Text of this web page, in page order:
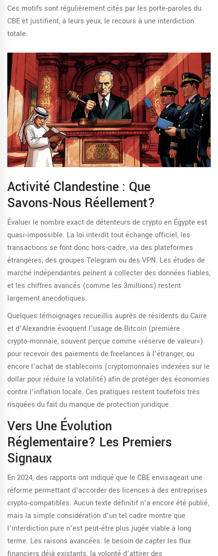
Ces motifs sont régulièrement cités par les porte‑paroles du
CBE et justifient, à leurs yeux, le recours à une interdiction
totale.
Activité Clandestine : Que
Savons‑nous Réellement?
Évaluer le nombre exact de détenteurs de crypto en Égypte est
quasi‑impossible. La loi interdit tout échange officiel, les
transactions se font donc hors‑cadre, via des plateformes
étrangères, des groupes Telegram ou des VPN. Les études de
marché indépendantes peinent à collecter des données fiables,
et les chiffres avancés (comme les 3millions) restent
largement anecdotiques.
Quelques témoignages recueillis auprès de résidents du Caire
et d’Alexandrie évoquent l’usage de Bitcoin (première
crypto‑monnaie, souvent perçue comme «réserve de valeur»)
pour recevoir des paiements de freelances à l’étranger, ou
encore l’achat de stablecoins (cryptomonnaies indexées sur le
dollar pour réduire la volatilité) afin de protéger des économies
contre l’inflation locale. Ces pratiques restent toutefois très
risquées du fait du manque de protection juridique.
Vers Une Évolution
Réglementaire? Les Premiers
Signaux
En 2024, des rapports ont indiqué que le CBE envisageait une
réforme permettant d’accorder des licences à des entreprises
crypto‑compatibles. Aucun texte définitif n’a encore été publié,
mais la simple considération d’un tel cadre montre que
l’interdiction pure n’est peut‑être plus jugée viable à long
terme. Les raisons avancées: le besoin de capter les flux
financiers déjà existants, la volonté d’attirer des